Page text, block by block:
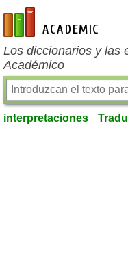
es-academic.com
Los diccionarios y las
Académico
interpretaciones